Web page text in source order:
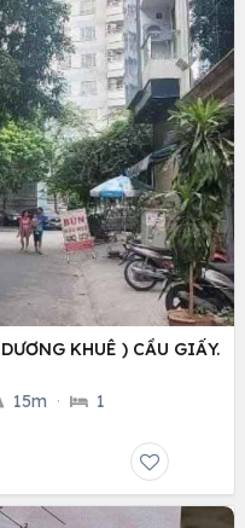
KHUÊ ) CẦU GIẤY.
15m · 1